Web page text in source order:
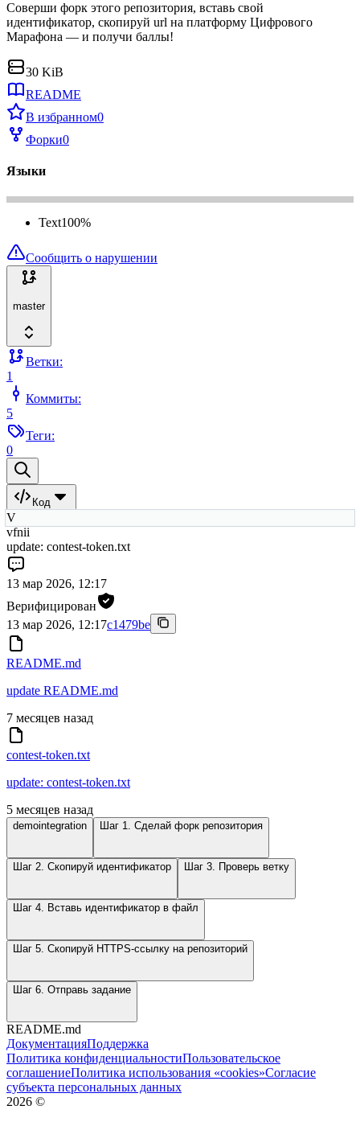
Соверши форк этого репозитория, вставь свой
идентификатор, скопируй url на платформу Цифрового
Марафона — и получи баллы!
30 KiB
README
В избранном0
Форки0
Языки
Text100%
Сообщить о нарушении
master
Ветки:
1
Коммиты:
5
Теги:
0
Код
V
vfnii
update: contest-token.txt
13 мар 2026, 12:17
Верифицирован
13 мар 2026, 12:17c1479be
README.md
update README.md
7 месяцев назад
contest-token.txt
update: contest-token.txt
5 месяцев назад
demointegration Шаг 1. Сделай форк репозитория
Шаг 2. Скопируй идентификатор Шаг 3. Проверь ветку
Шаг 4. Вставь идентификатор в файл
Шаг 5. Скопируй HTTPS-ссылку на репозиторий
Шаг 6. Отправь задание
README.md
ДокументацияПоддержка
Политика конфиденциальностиПользовательское
соглашениеПолитика использования «cookies»Согласие
субъекта персональных данных
2026 ©